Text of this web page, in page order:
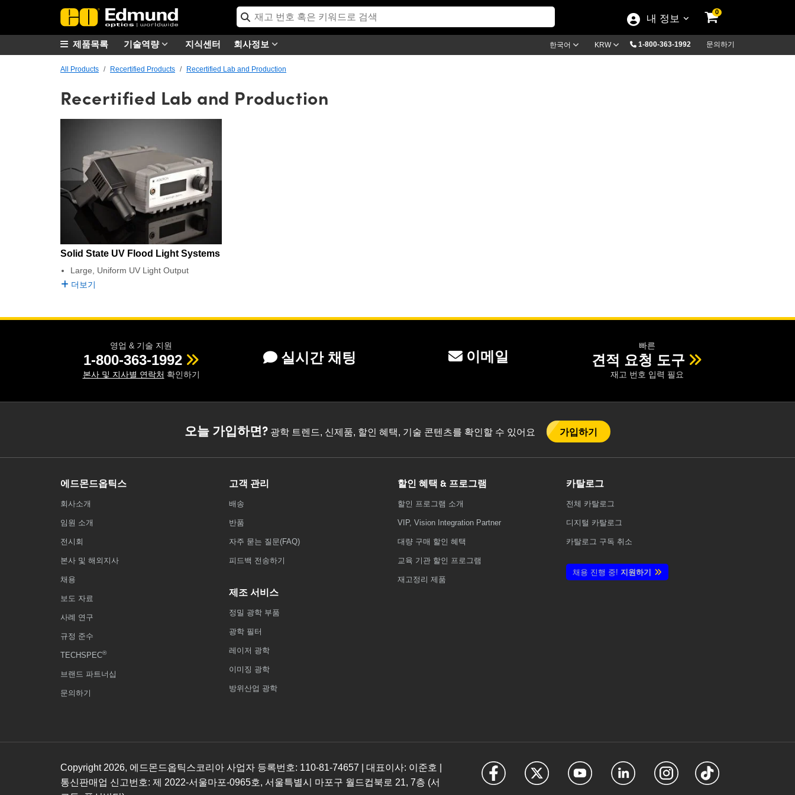
내 정보
0
기술역량 지식센터 회사정보 한국어 KRW 1-800-363-1992 문의하기
제품목록
All Products Recertified Products Recertified Lab and Production
Recertified Lab and Production
Solid State UV Flood Light Systems
Large, Uniform UV Light Output
더보기
영업 & 기술 지원
1-800-363-1992
본사 및 지사별 연락처 확인하기
실시간 채팅 이메일
빠른
견적 요청 도구
재고 번호 입력 필요
오늘 가입하면?광학 트렌드, 신제품, 할인 혜택, 기술 콘텐츠를 확인할 수 있어요 가입하기
에드몬드옵틱스
회사소개
임원 소개
전시회
본사 및 해외지사
채용
보도 자료
사례 연구
규정 준수
TECHSPEC®
브랜드 파트너십
문의하기
고객 관리
배송
반품
자주 묻는 질문(FAQ)
피드백 전송하기
제조 서비스
정밀 광학 부품
광학 필터
레이저 광학
이미징 광학
방위산업 광학
할인 혜택 & 프로그램
할인 프로그램 소개
VIP, Vision Integration Partner
대량 구매 할인 혜택
교육 기관 할인 프로그램
재고정리 제품
카탈로그
전체 카탈로그
디지털 카탈로그
카탈로그 구독 취소
채용 진행 중! 지원하기
Copyright 2026, 에드몬드옵틱스코리아 사업자 등록번호: 110-81-74657 | 대표이사: 이준호 |
통신판매업 신고번호: 제 2022-서울마포-0965호, 서울특별시 마포구 월드컵북로 21, 7층 (서